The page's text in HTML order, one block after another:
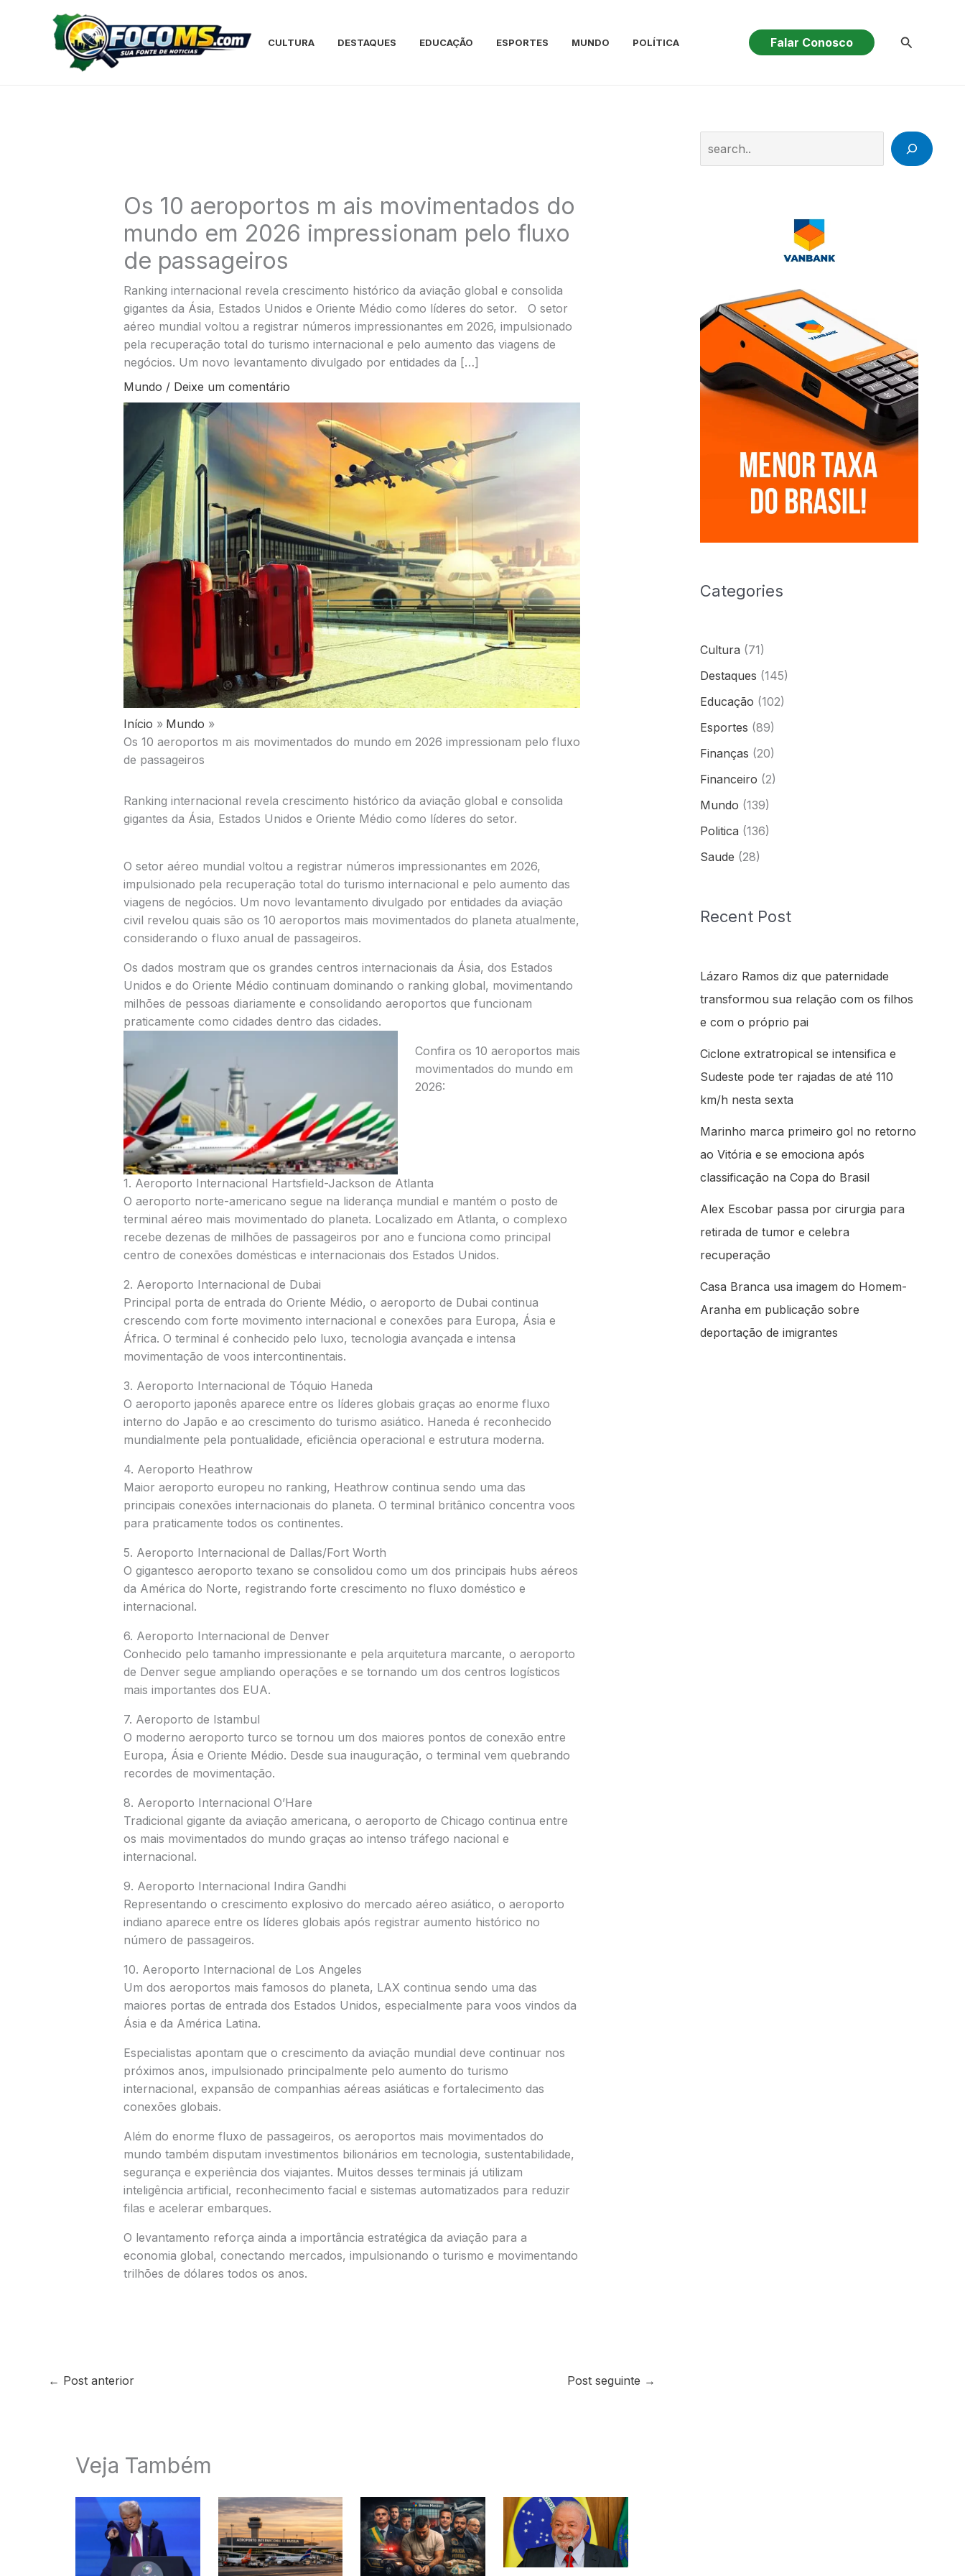
CULTURA DESTAQUES EDUCAÇÃO ESPORTES MUNDO POLÍTICA Falar Conosco Pesquisar
Os 10 aeroportos m ais movimentados do
mundo em 2026 impressionam pelo fluxo
de passageiros
Ranking internacional revela crescimento histórico da aviação global e consolida
gigantes da Ásia, Estados Unidos e Oriente Médio como líderes do setor. O setor
aéreo mundial voltou a registrar números impressionantes em 2026, impulsionado
pela recuperação total do turismo internacional e pelo aumento das viagens de
negócios. Um novo levantamento divulgado por entidades da […]
Mundo / Deixe um comentário
Início
Mundo
Os 10 aeroportos m ais movimentados do mundo em 2026 impressionam pelo fluxo
de passageiros
Ranking internacional revela crescimento histórico da aviação global e consolida
gigantes da Ásia, Estados Unidos e Oriente Médio como líderes do setor.
O setor aéreo mundial voltou a registrar números impressionantes em 2026,
impulsionado pela recuperação total do turismo internacional e pelo aumento das
viagens de negócios. Um novo levantamento divulgado por entidades da aviação
civil revelou quais são os 10 aeroportos mais movimentados do planeta atualmente,
considerando o fluxo anual de passageiros.
Os dados mostram que os grandes centros internacionais da Ásia, dos Estados
Unidos e do Oriente Médio continuam dominando o ranking global, movimentando
milhões de pessoas diariamente e consolidando aeroportos que funcionam
praticamente como cidades dentro das cidades.
Confira os 10 aeroportos mais
movimentados do mundo em
2026:
1. Aeroporto Internacional Hartsfield-Jackson de Atlanta
O aeroporto norte-americano segue na liderança mundial e mantém o posto de
terminal aéreo mais movimentado do planeta. Localizado em Atlanta, o complexo
recebe dezenas de milhões de passageiros por ano e funciona como principal
centro de conexões domésticas e internacionais dos Estados Unidos.
2. Aeroporto Internacional de Dubai
Principal porta de entrada do Oriente Médio, o aeroporto de Dubai continua
crescendo com forte movimento internacional e conexões para Europa, Ásia e
África. O terminal é conhecido pelo luxo, tecnologia avançada e intensa
movimentação de voos intercontinentais.
3. Aeroporto Internacional de Tóquio Haneda
O aeroporto japonês aparece entre os líderes globais graças ao enorme fluxo
interno do Japão e ao crescimento do turismo asiático. Haneda é reconhecido
mundialmente pela pontualidade, eficiência operacional e estrutura moderna.
4. Aeroporto Heathrow
Maior aeroporto europeu no ranking, Heathrow continua sendo uma das
principais conexões internacionais do planeta. O terminal britânico concentra voos
para praticamente todos os continentes.
5. Aeroporto Internacional de Dallas/Fort Worth
O gigantesco aeroporto texano se consolidou como um dos principais hubs aéreos
da América do Norte, registrando forte crescimento no fluxo doméstico e
internacional.
6. Aeroporto Internacional de Denver
Conhecido pelo tamanho impressionante e pela arquitetura marcante, o aeroporto
de Denver segue ampliando operações e se tornando um dos centros logísticos
mais importantes dos EUA.
7. Aeroporto de Istambul
O moderno aeroporto turco se tornou um dos maiores pontos de conexão entre
Europa, Ásia e Oriente Médio. Desde sua inauguração, o terminal vem quebrando
recordes de movimentação.
8. Aeroporto Internacional O’Hare
Tradicional gigante da aviação americana, o aeroporto de Chicago continua entre
os mais movimentados do mundo graças ao intenso tráfego nacional e
internacional.
9. Aeroporto Internacional Indira Gandhi
Representando o crescimento explosivo do mercado aéreo asiático, o aeroporto
indiano aparece entre os líderes globais após registrar aumento histórico no
número de passageiros.
10. Aeroporto Internacional de Los Angeles
Um dos aeroportos mais famosos do planeta, LAX continua sendo uma das
maiores portas de entrada dos Estados Unidos, especialmente para voos vindos da
Ásia e da América Latina.
Especialistas apontam que o crescimento da aviação mundial deve continuar nos
próximos anos, impulsionado principalmente pelo aumento do turismo
internacional, expansão de companhias aéreas asiáticas e fortalecimento das
conexões globais.
Além do enorme fluxo de passageiros, os aeroportos mais movimentados do
mundo também disputam investimentos bilionários em tecnologia, sustentabilidade,
segurança e experiência dos viajantes. Muitos desses terminais já utilizam
inteligência artificial, reconhecimento facial e sistemas automatizados para reduzir
filas e acelerar embarques.
O levantamento reforça ainda a importância estratégica da aviação para a
economia global, conectando mercados, impulsionando o turismo e movimentando
trilhões de dólares todos os anos.
← Post anterior Post seguinte →
Veja Também
Categories
Cultura (71)
Destaques (145)
Educação (102)
Esportes (89)
Finanças (20)
Financeiro (2)
Mundo (139)
Politica (136)
Saude (28)
Recent Post
Lázaro Ramos diz que paternidade
transformou sua relação com os filhos
e com o próprio pai
Ciclone extratropical se intensifica e
Sudeste pode ter rajadas de até 110
km/h nesta sexta
Marinho marca primeiro gol no retorno
ao Vitória e se emociona após
classificação na Copa do Brasil
Alex Escobar passa por cirurgia para
retirada de tumor e celebra
recuperação
Casa Branca usa imagem do Homem-
Aranha em publicação sobre
deportação de imigrantes